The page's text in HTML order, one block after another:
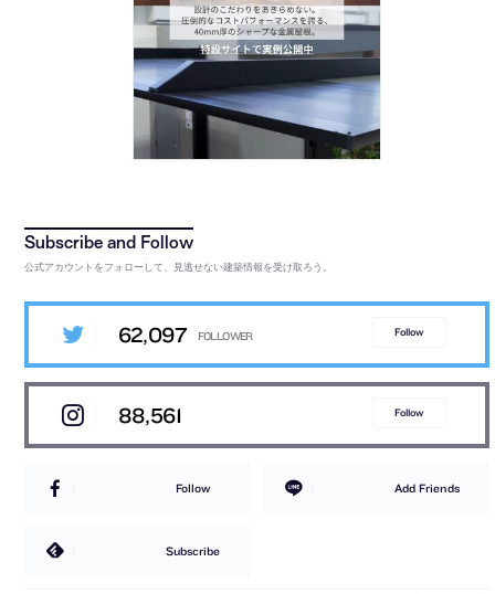
公式アカウントをフォローして、見逃せない建築情報を受け取ろう。
62,097 Follow
88,561 Follow
Follow Add Friends
Subscribe